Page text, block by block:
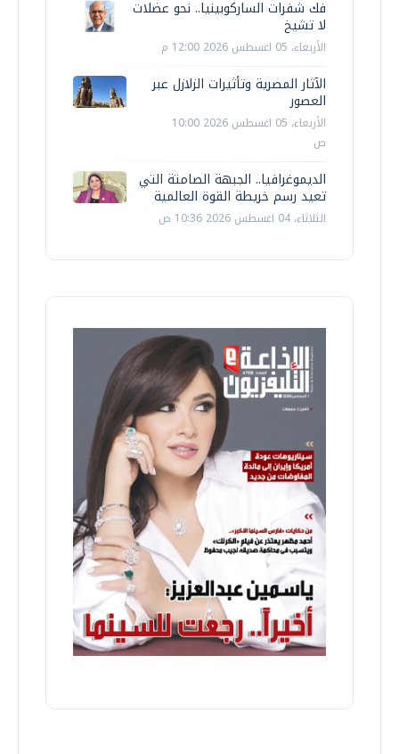
فك شفرات الساركوبينيا.. نحو عضلات
لا تشيخ
الأربعاء، 05 اغسطس 2026 12:00 م
الآثار المصرية وتأثيرات الزلازل عبر
العصور
الأربعاء، 05 اغسطس 2026 10:00
ص
الديموغرافيا.. الجبهة الصامتة التي
تعيد رسم خريطة القوة العالمية
الثلاثاء، 04 اغسطس 2026 10:36 ص